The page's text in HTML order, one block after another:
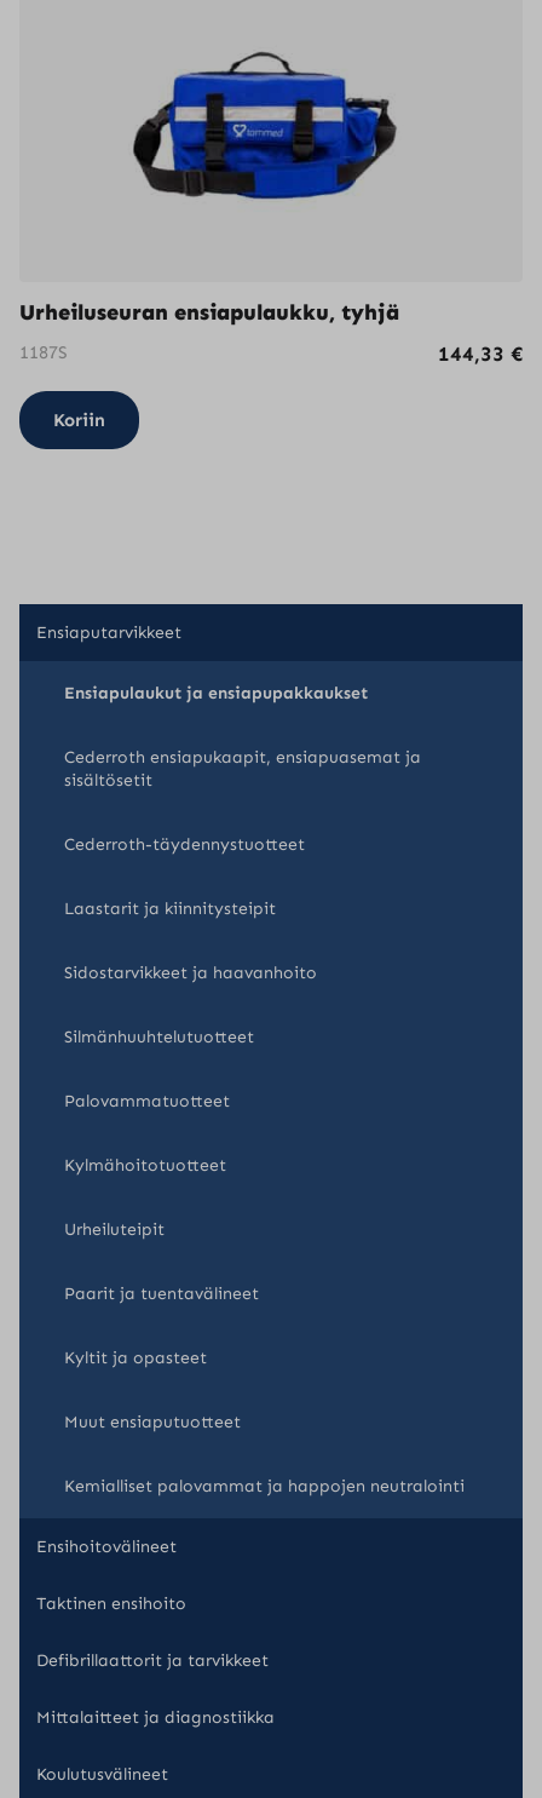
Urheiluseuran ensiapulaukku, tyhjä
1187S 144,33 €
Koriin
Ensiaputarvikkeet
Ensiapulaukut ja ensiapupakkaukset
Cederroth ensiapukaapit, ensiapuasemat ja
sisältösetit
Cederroth-täydennystuotteet
Laastarit ja kiinnitysteipit
Sidostarvikkeet ja haavanhoito
Silmänhuuhtelutuotteet
Palovammatuotteet
Kylmähoitotuotteet
Urheiluteipit
Paarit ja tuentavälineet
Kyltit ja opasteet
Muut ensiaputuotteet
Kemialliset palovammat ja happojen neutralointi
Ensihoitovälineet
Taktinen ensihoito
Defibrillaattorit ja tarvikkeet
Mittalaitteet ja diagnostiikka
Koulutusvälineet